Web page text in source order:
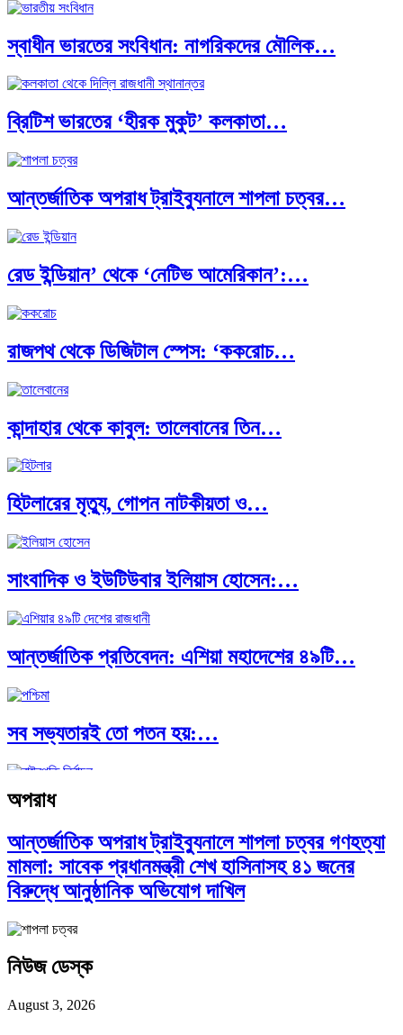
ভারত মহাসাগরের অশ্রু: শ্রীলঙ্কার ২৬…
ক্রূরতা ও ধ্বংসের মহাকাব্য: পৃথিবীর…
ব্রাজিল ও আর্জেন্টিনার কালো অধ্যায়:…
পূর্ব ইউরোপ বনাম তুরস্ক: শত…
পৃথিবীতে বর্তমানে মোট দেশের সংখ্যা…
এশিয়ান সেঞ্চুরির দ্বৈরথ: চীন-ভারতের বৈশ্বিক…
পাকিস্তান, চীন ও বাংলাদেশ: তিন…
আমেরিকা সারা দুনিয়ায় গণতন্ত্রের গান…
স্বাধীন ভারতের সংবিধান: নাগরিকদের মৌলিক…
ব্রিটিশ ভারতের ‘হীরক মুকুট’ কলকাতা…
আন্তর্জাতিক অপরাধ ট্রাইব্যুনালে শাপলা চত্বর…
রেড ইন্ডিয়ান’ থেকে ‘নেটিভ আমেরিকান’:…
রাজপথ থেকে ডিজিটাল স্পেস: ‘ককরোচ…
কান্দাহার থেকে কাবুল: তালেবানের তিন…
হিটলারের মৃত্যু, গোপন নাটকীয়তা ও…
সাংবাদিক ও ইউটিউবার ইলিয়াস হোসেন:…
আন্তর্জাতিক প্রতিবেদন: এশিয়া মহাদেশের ৪৯টি…
সব সভ্যতারই তো পতন হয়:…
পরবর্তী রাষ্ট্রপতি নির্বাচন ২০২৬: আলোচনায়…
অপরাধ
আন্তর্জাতিক অপরাধ ট্রাইব্যুনালে শাপলা চত্বর গণহত্যা
মামলা: সাবেক প্রধানমন্ত্রী শেখ হাসিনাসহ ৪১ জনের
বিরুদ্ধে আনুষ্ঠানিক অভিযোগ দাখিল
নিউজ ডেস্ক
August 3, 2026